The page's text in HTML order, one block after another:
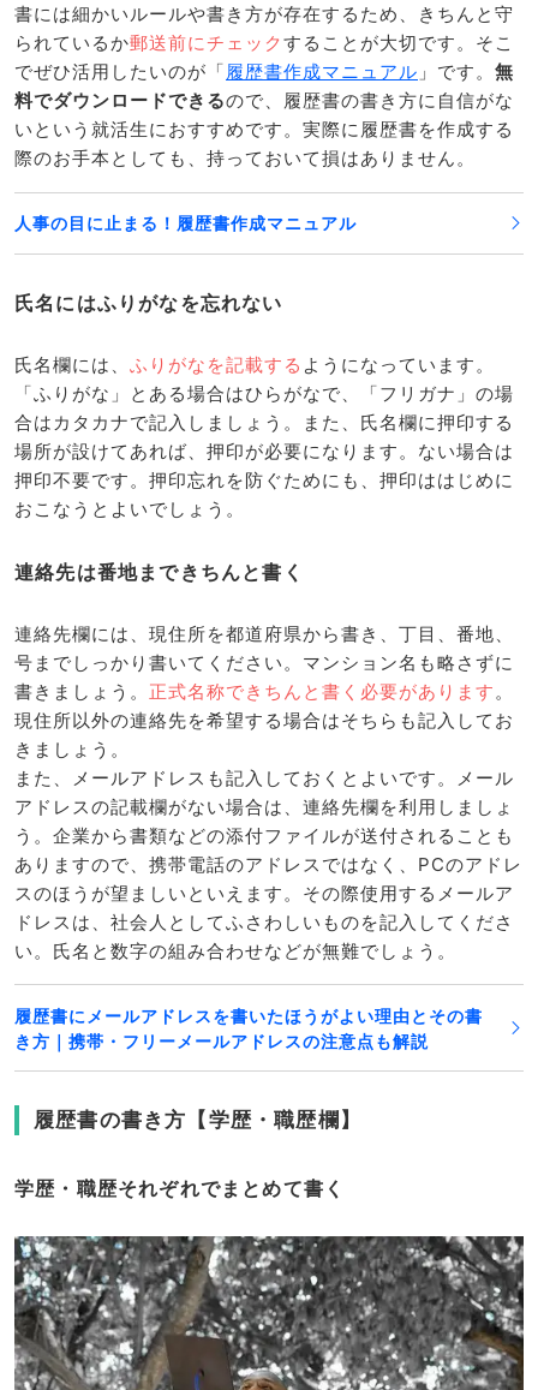
書には細かいルールや書き方が存在するため、きちんと守
られているか郵送前にチェックすることが大切です。そこ
でぜひ活用したいのが「履歴書作成マニュアル 」です。 無
料でダウンロードできるので、履歴書の書き方に自信がな
いという就活生におすすめです。実際に履歴書を作成する
際のお手本としても、持っておいて損はありません。
人事の目に止まる！履歴書作成マニュアル
氏名にはふりがなを忘れない
氏名欄には、 ふりがなを記載する ようになっています。
「ふりがな」とある場合はひらがなで、「フリガナ」の場
合はカタカナで記入しましょう。また、氏名欄に押印する
場所が設けてあれば、押印が必要になります。ない場合は
押印不要です。押印忘れを防ぐためにも、押印ははじめに
おこなうとよいでしょう。
連絡先は番地まできちんと書く
連絡先欄には、現住所を都道府県から書き、丁目、番地、
号までしっかり書いてください。マンション名も略さずに
書きましょう。 正式名称できちんと書く必要があります。
現住所以外の連絡先を希望する場合はそちらも記入してお
きましょう。
また、メールアドレスも記入しておくとよいです。メール
アドレスの記載欄がない場合は、連絡先欄を利用しましょ
う。企業から書類などの添付ファイルが送付されることも
ありますので、携帯電話のアドレスではなく、PCのアドレ
スのほうが望ましいといえます。その際使用するメールア
ドレスは、社会人としてふさわしいものを記入してくださ
い。氏名と数字の組み合わせなどが無難でしょう。
履歴書にメールアドレスを書いたほうがよい理由とその書
き方｜携帯・フリーメールアドレスの注意点も解説
履歴書の書き方【学歴・職歴欄】
学歴・職歴それぞれでまとめて書く